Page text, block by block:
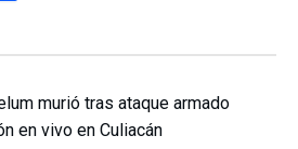
murió tras ataque armado
en vivo en Culiacán